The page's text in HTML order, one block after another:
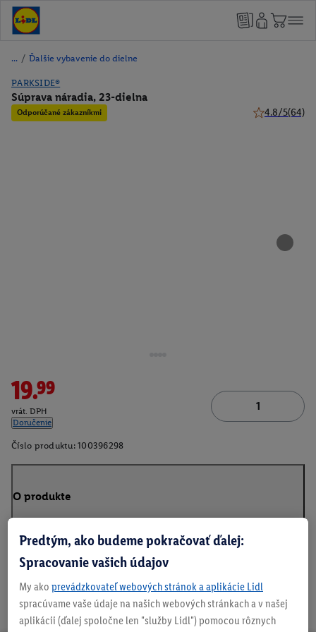
/ Ďalšie vybavenie do dielne
PARKSIDE®
Súprava náradia, 23-dielna
Odporúčané zákazníkmi 4.8/5(64)
19.99
vrát. DPH
Doručenie
Číslo produktu: 100396298
O produkte
Predtým, ako budeme pokračovať ďalej:
Spracovanie vašich údajov
My ako prevádzkovateľ webových stránok a aplikácie Lidl
spracúvame vaše údaje na našich webových stránkach a v našej
aplikácii (ďalej spoločne len "služby Lidl") pomocou rôznych